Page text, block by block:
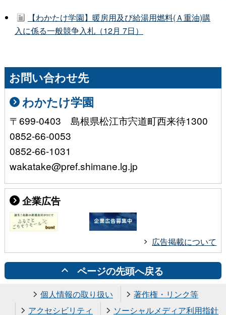
【わかたけ学園】暖房用及び給湯用燃料(Ａ重油)購
入に係る一般競争入札（12月 7日）
お問い合わせ先
わかたけ学園
〒699-0403 島根県松江市宍道町西来待1300
0852-66-0053
0852-66-1031
wakatake@pref.shimane.lg.jp
企業広告
広告掲載について
ページの先頭へ戻る
個人情報の取り扱い
著作権・リンク等
アクセシビリティ
ソーシャルメディア利用指針